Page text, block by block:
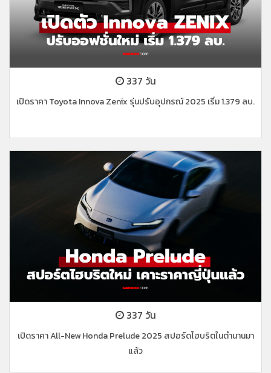
337 วัน
เปิดราคา Toyota Innova Zenix รุ่นปรับอุปกรณ์ 2025 เริ่ม 1.379 ลบ.
337 วัน
เปิดราคา All-New Honda Prelude 2025 สปอร์ดไฮบริตในตำนานมา
แล้ว